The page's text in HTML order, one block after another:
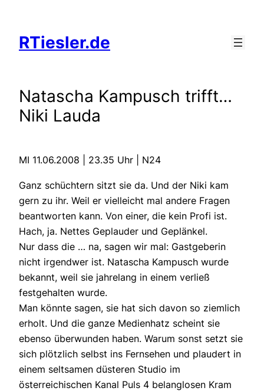
springen
RTiesler.de
Natascha Kampusch trifft…
Niki Lauda
MI 11.06.2008 | 23.35 Uhr | N24
Ganz schüchtern sitzt sie da. Und der Niki kam
gern zu ihr. Weil er vielleicht mal andere Fragen
beantworten kann. Von einer, die kein Profi ist.
Hach, ja. Nettes Geplauder und Geplänkel.
Nur dass die … na, sagen wir mal: Gastgeberin
nicht irgendwer ist. Natascha Kampusch wurde
bekannt, weil sie jahrelang in einem verließ
festgehalten wurde.
Man könnte sagen, sie hat sich davon so ziemlich
erholt. Und die ganze Medienhatz scheint sie
ebenso überwunden haben. Warum sonst setzt sie
sich plötzlich selbst ins Fernsehen und plaudert in
einem seltsamen düsteren Studio im
österreichischen Kanal Puls 4 belanglosen Kram